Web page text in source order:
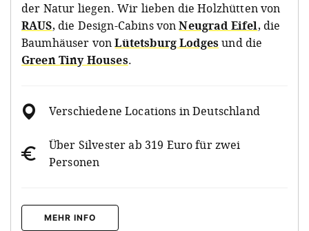
der Natur liegen. Wir lieben die Holzhütten von
RAUS, die Design-Cabins vonNeugrad Eifel, die
Baumhäuser vonLütetsburg Lodges und die
Green Tiny Houses.
Verschiedene Locations in Deutschland
Über Silvester ab 319 Euro für zwei
Personen
MEHR INFO